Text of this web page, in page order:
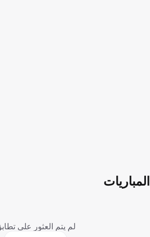
المباريات
لم يتم العثور على